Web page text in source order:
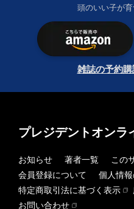
頭のいい子が
雑誌の予約
プレジデントオンラ
お知らせ 著者一覧
この
会員登録について
個人情
特定商取引法に基づく表示
お問い合わせ